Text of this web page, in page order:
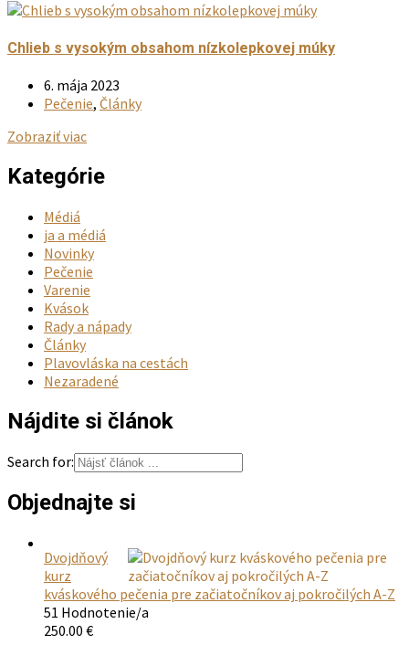
Chlieb s vysokým obsahom nízkolepkovej múky
6. mája 2023
Pečenie, Články
Zobraziť viac
Kategórie
Médiá
ja a médiá
Novinky
Pečenie
Varenie
Kvások
Rady a nápady
Články
Plavovláska na cestách
Nezaradené
Nájdite si článok
Search for:
Objednajte si
Dvojdňový
kurz
kváskového pečenia pre začiatočníkov aj pokročilých A-Z
51 Hodnotenie/a
250.00 €